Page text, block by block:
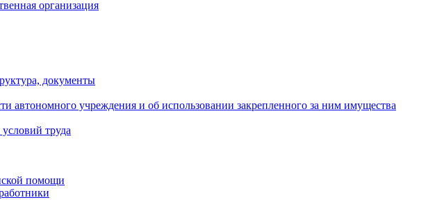
организация
документы
автономного учреждения и об использовании закрепленного за ним имущества
труда
помощи